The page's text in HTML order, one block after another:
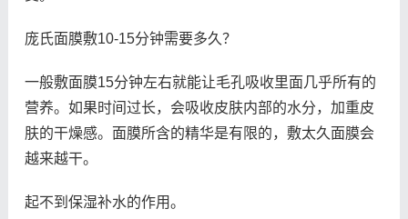
庞氏面膜敷10-15分钟需要多久？
一般敷面膜15分钟左右就能让毛孔吸收里面几乎所有的
营养。如果时间过长，会吸收皮肤内部的水分，加重皮
肤的干燥感。面膜所含的精华是有限的，敷太久面膜会
越来越干。
起不到保湿补水的作用。